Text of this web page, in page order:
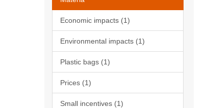
Economic impacts (1)
Environmental impacts (1)
Plastic bags (1)
Prices (1)
Small incentives (1)